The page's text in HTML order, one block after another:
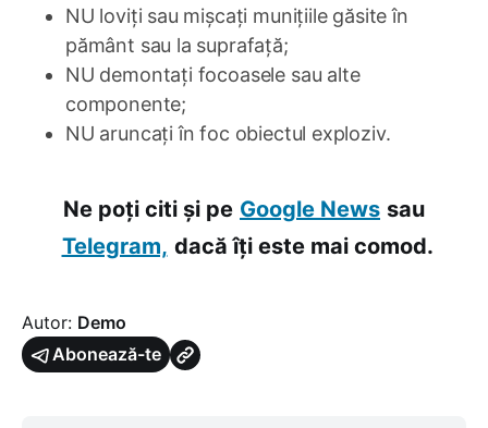
NU loviți sau mișcați munițiile găsite în
pământ sau la suprafață;
NU demontați focoasele sau alte
componente;
NU aruncați în foc obiectul exploziv.
Ne poți citi și pe Google News sau
Telegram, dacă îți este mai comod.
Autor: Demo
Abonează-te